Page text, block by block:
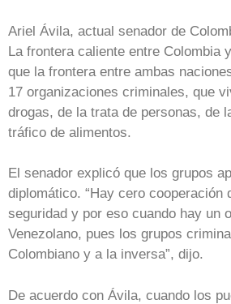
Ariel Ávila, actual senador de
La frontera caliente entre Colombia
que la frontera entre ambas
17 organizaciones criminales, que
drogas, de la trata de personas, de
tráfico de alimentos.
El senador explicó que los grupos
diplomático. “Hay cero cooperación
seguridad y por eso cuando hay un
Venezolano, pues los grupos
Colombiano y a la inversa”, dijo.
De acuerdo con Ávila, cuando los